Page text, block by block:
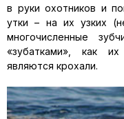
в руки охотников и
утки – на их узких
многочисленные
«зубатками», как
являются крохали.